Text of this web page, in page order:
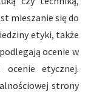
mieszanie się do
etyki, także
ocenie w
etycznej.
strony